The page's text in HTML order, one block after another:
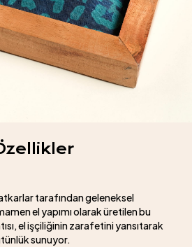
tarafından geleneksel
el yapımı olarak üretilen bu
el işçiliğinin zarafetini yansıtarak
sunuyor.